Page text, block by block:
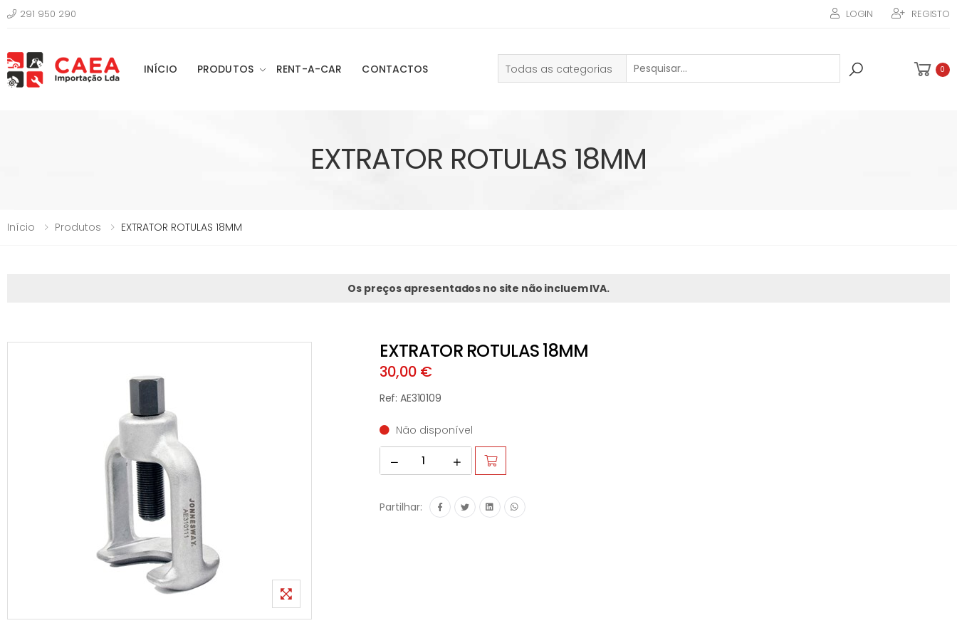
291 950 290 LOGIN REGISTO
INÍCIO PRODUTOS RENT-A-CAR CONTACTOS 0
Todas as categorias
EXTRATOR ROTULAS 18MM
Início Produtos EXTRATOR ROTULAS 18MM
Os preços apresentados no site não incluem IVA.
EXTRATOR ROTULAS 18MM
30,00 €
Ref: AE310109
Não disponível
Partilhar: